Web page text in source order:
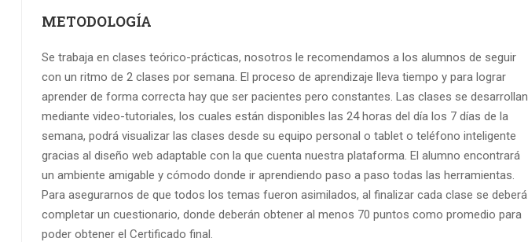
METODOLOGÍA
Se trabaja en clases teórico-prácticas, nosotros le recomendamos a los alumnos de seguir
con un ritmo de 2 clases por semana. El proceso de aprendizaje lleva tiempo y para lograr
aprender de forma correcta hay que ser pacientes pero constantes. Las clases se desarrollan
mediante video-tutoriales, los cuales están disponibles las 24 horas del día los 7 días de la
semana, podrá visualizar las clases desde su equipo personal o tablet o teléfono inteligente
gracias al diseño web adaptable con la que cuenta nuestra plataforma. El alumno encontrará
un ambiente amigable y cómodo donde ir aprendiendo paso a paso todas las herramientas.
Para asegurarnos de que todos los temas fueron asimilados, al finalizar cada clase se deberá
completar un cuestionario, donde deberán obtener al menos 70 puntos como promedio para
poder obtener el Certificado final.